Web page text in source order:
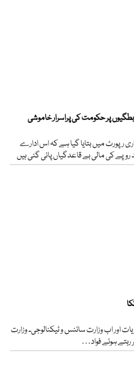
پر حکومت کی پراسرار خاموشی
رپورٹ میں بتایا گیا ہے کہ اس ادارے
کی مالی بے قاعدگیاں پائی گئی ہیں
اور اب وزارت سائنس و ٹیکنالوجی۔ وزارت
ہوئے فواد…